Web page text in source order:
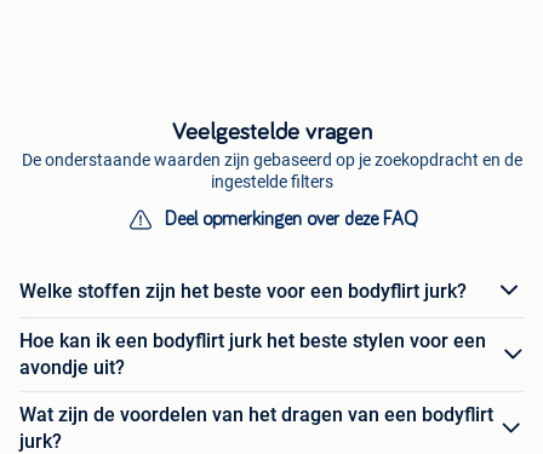
Veelgestelde vragen
De onderstaande waarden zijn gebaseerd op je zoekopdracht en de
ingestelde filters
Deel opmerkingen over deze FAQ
Welke stoffen zijn het beste voor een bodyflirt jurk?
Hoe kan ik een bodyflirt jurk het beste stylen voor een
avondje uit?
Wat zijn de voordelen van het dragen van een bodyflirt
jurk?